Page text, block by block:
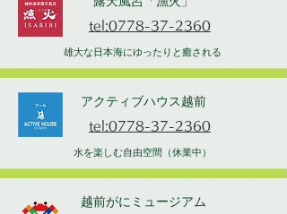
tel:0778-37-2360
雄大な日本海にゆったりと癒される
アクティブハウス越前
tel:0778-37-2360
水を楽しむ自由空間（休業中）
越前がにミュージアム